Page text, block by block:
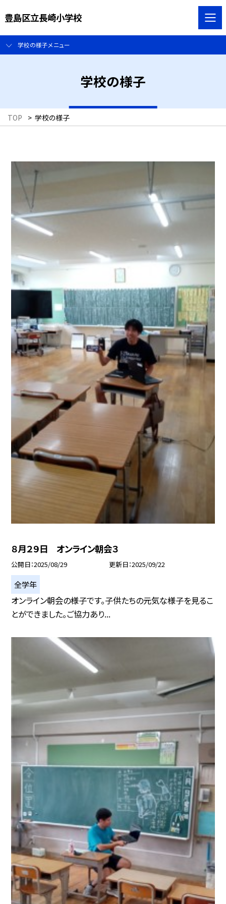
豊島区立長崎小学校
学校の様子メニュー
学校の様子
TOP > 学校の様子
８月２９日 オンライン朝会３
公開日 2025/08/29 更新日 2025/09/22
全学年
オンライン朝会の様子です。子供たちの元気な様子を見るこ
とができました。ご協力あり...